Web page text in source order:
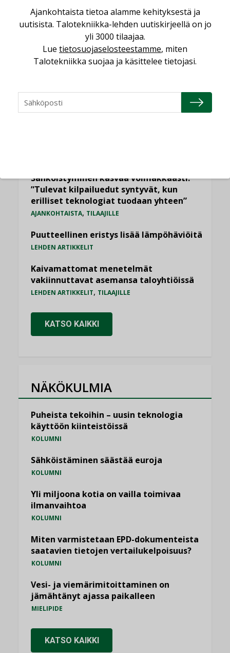
LUETUIMMAT UUTISET
Viikko Kuukausi
Jarno Hacklin Cervin yrityskaupasta:
Sähköistyminen kasvaa voimakkaasti:
”Tulevat kilpailuedut syntyvät, kun
erilliset teknologiat tuodaan yhteen”
AJANKOHTAISTA, TILAAJILLE
Puutteellinen eristys lisää lämpöhäviöitä
LEHDEN ARTIKKELIT
Kaivamattomat menetelmät
vakiinnuttavat asemansa taloyhtiöissä
LEHDEN ARTIKKELIT, TILAAJILLE
KATSO KAIKKI
NÄKÖKULMIA
Puheista tekoihin – uusin teknologia
käyttöön kiinteistöissä
KOLUMNI
Sähköistäminen säästää euroja
KOLUMNI
Yli miljoona kotia on vailla toimivaa
ilmanvaihtoa
KOLUMNI
Miten varmistetaan EPD-dokumenteista
saatavien tietojen vertailukelpoisuus?
KOLUMNI
Vesi- ja viemärimitoittaminen on
jämähtänyt ajassa paikalleen
MIELIPIDE
KATSO KAIKKI
Ajankohtaista tietoa alamme kehityksestä ja
uutisista. Talotekniikka-lehden uutiskirjeellä on jo
yli 3000 tilaajaa.
Lue tietosuojaselosteestamme, miten
Talotekniikka suojaa ja käsittelee tietojasi.